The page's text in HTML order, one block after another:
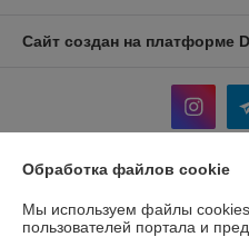
Сайт создан на платформе
Юридическое лицо:ЧП «Мебель-
Обработка файлов cookie
Мы используем файлы
пользователей портала и